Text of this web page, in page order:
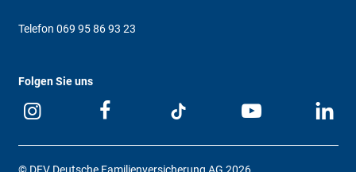
Telefon 069 95 86 93 23
Folgen Sie uns